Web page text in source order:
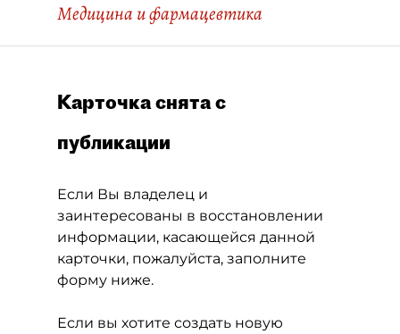
Медицина и фармацевтика
Карточка снята с
публикации
Если Вы владелец и
заинтересованы в восстановлении
информации, касающейся данной
карточки, пожалуйста, заполните
форму ниже.
Если вы хотите создать новую